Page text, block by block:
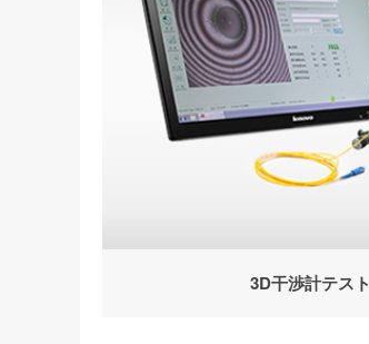
3D干渉計テスト